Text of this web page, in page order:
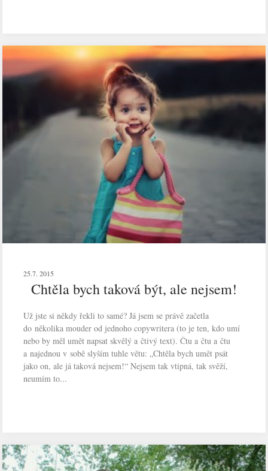
25.7. 2015
Chtěla bych taková být, ale nejsem!
Už jste si někdy řekli to samé? Já jsem se právě začetla
do několika mouder od jednoho copywritera (to je ten, kdo umí
nebo by měl umět napsat skvělý a čtivý text). Čtu a čtu a čtu
a najednou v sobě slyším tuhle větu: „Chtěla bych umět psát
jako on, ale já taková nejsem!“ Nejsem tak vtipná, tak svěží,
neumím to...